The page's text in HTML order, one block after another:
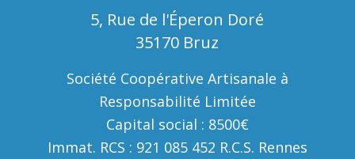
5, Rue de l'Éperon Doré
35170 Bruz
Société Coopérative Artisanale à
Responsabilité Limitée
Capital social : 8500€
Immat. RCS : 921 085 452 R.C.S. Rennes